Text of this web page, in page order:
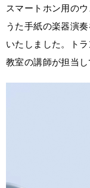
スマートホン用の
うた手紙の楽器演
いたしました。ト
教室の講師が担当し